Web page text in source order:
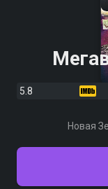
5.8
Новая